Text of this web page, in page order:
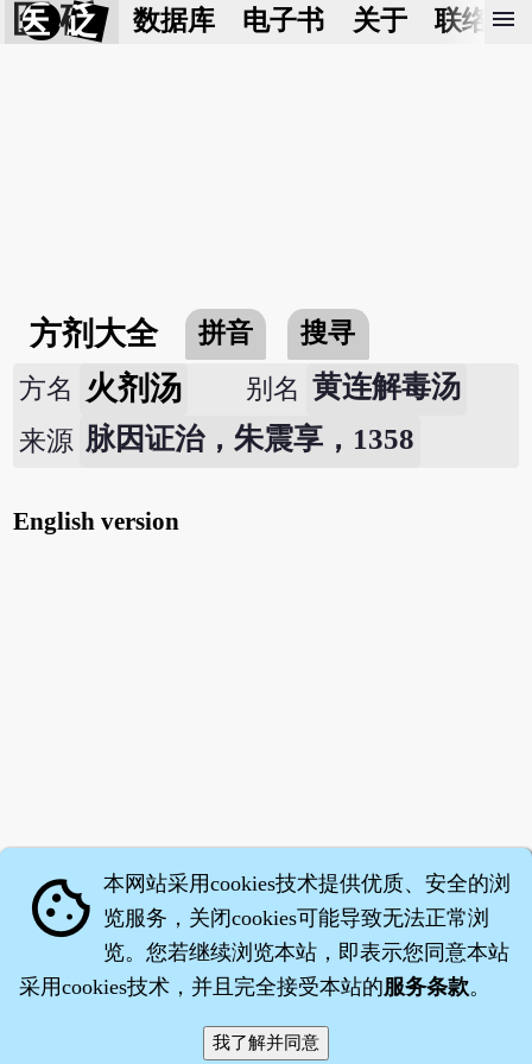
医 砭 数据库 电子书 关于 联络我
menu
方剂大全 拼音
搜寻
方名 火剂汤 别名 黄连解毒汤
来源 脉因证治，朱震享，1358
English version
·沈药子©2008～2026
cookie 本网站采用cookies技术提供优质、安全的浏
览服务，关闭cookies可能导致无法正常浏
览。您若继续浏览本站，即表示您同意本站
采用cookies技术，并且完全接受本站的服务条款。